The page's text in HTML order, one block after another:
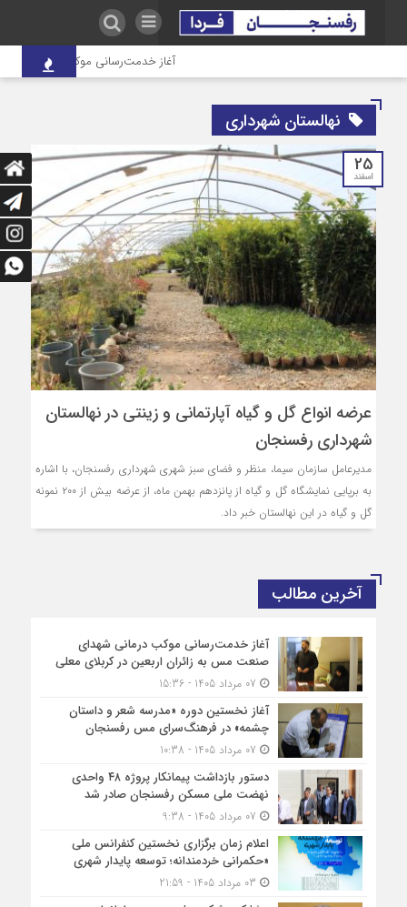
آغاز خدمت‌رسانی موکب درمانی
نهالستان شهرداری
25
اسفند
عرضه انواع گل و گیاه آپارتمانی و زینتی در نهالستان
شهرداری رفسنجان
مدیرعامل سازمان سیما، منظر و فضای سبز شهری شهرداری رفسنجان، با اشاره
به برپایی نمایشگاه گل و گیاه از پانزدهم بهمن ماه، از عرضه بیش از ۲۰۰ نمونه
گل و گیاه در این نهالستان خبر داد.
آخرین مطالب
آغاز خدمت‌رسانی موکب درمانی شهدای
صنعت مس به زائران اربعین در کربلای معلی
آغاز نخستین دوره «مدرسه شعر و داستان
چشمه» در فرهنگ‌سرای مس رفسنجان
دستور بازداشت پیمانکار پروژه ۴۸ واحدی
نهضت ملی مسکن رفسنجان صادر شد
اعلام زمان برگزاری نخستین کنفرانس ملی
«حکمرانی خردمندانه؛ توسعه پایدار شهری